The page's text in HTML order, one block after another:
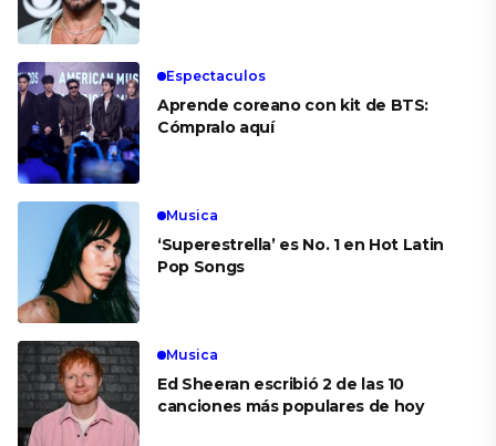
Espectaculos
Aprende coreano con kit de BTS:
Cómpralo aquí
Musica
‘Superestrella’ es No. 1 en Hot Latin
Pop Songs
Musica
Ed Sheeran escribió 2 de las 10
canciones más populares de hoy